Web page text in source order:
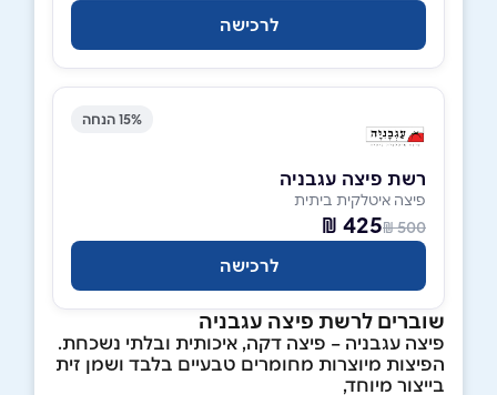
לרכישה
15% הנחה
רשת פיצה עגבניה
פיצה איטלקית ביתית
500 ₪
425 ₪
לרכישה
שוברים לרשת פיצה עגבניה
פיצה עגבניה – פיצה דקה, איכותית ובלתי נשכחת.
הפיצות מיוצרות מחומרים טבעיים בלבד ושמן זית
בייצור מיוחד,